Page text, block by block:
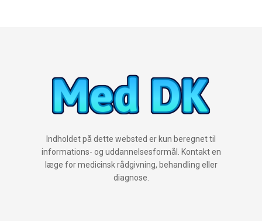
Indholdet på dette websted er kun beregnet til
informations- og uddannelsesformål. Kontakt en
læge for medicinsk rådgivning, behandling eller
diagnose.